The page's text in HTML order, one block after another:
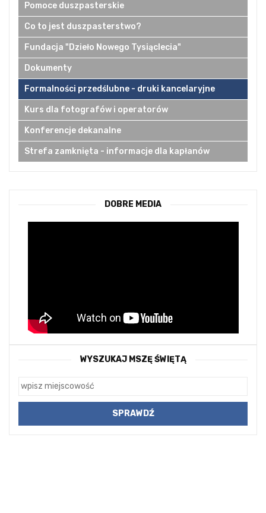
Pomoce duszpasterskie
Co to jest duszpasterstwo?
Fundacja "Dzieło Nowego Tysiąclecia"
Dokumenty
Formalności przedślubne - druki kancelaryjne
Kurs dla fotografów i operatorów
Konferencje dekanalne
Strefa zamknięta - informacje dla kapłanów
DOBRE MEDIA
WYSZUKAJ MSZĘ ŚWIĘTĄ